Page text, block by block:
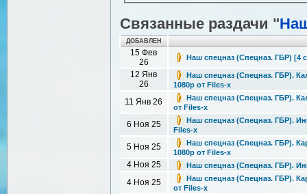
Связанные раздачи "
ДОБАВЛЕН
15 Фев
26
Наш спецназ (Спецназ. ГБР) [4
12 Янв
26
Наш спецназ (Спецназ. ГБР).
1080р от Files-x
11 Янв 26
Наш спецназ (Спецназ. ГБР).
от Files-x
6 Ноя 25
Наш спецназ (Спецназ. ГБР).
Files-x
5 Ноя 25
Наш спецназ (Спецназ. ГБР).
1080р от Files-x
4 Ноя 25 Наш спецназ (Спецназ. ГБР).
4 Ноя 25
Наш спецназ (Спецназ. ГБР).
от Files-x